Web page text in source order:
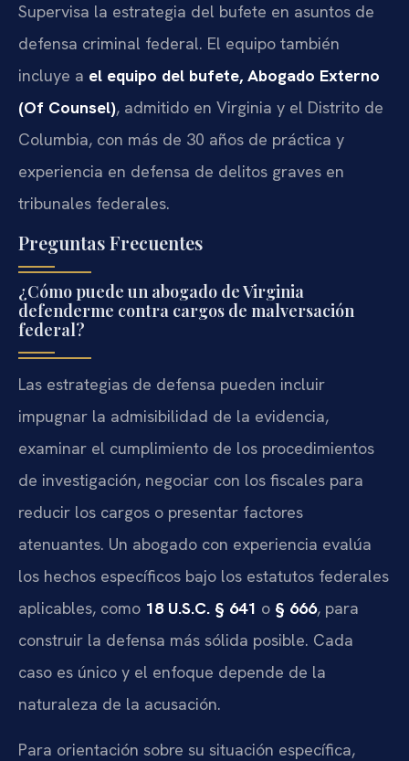
Supervisa la estrategia del bufete en asuntos de
defensa criminal federal. El equipo también
incluye a el equipo del bufete, Abogado Externo
(Of Counsel), admitido en Virginia y el Distrito de
Columbia, con más de 30 años de práctica y
experiencia en defensa de delitos graves en
tribunales federales.
Preguntas Frecuentes
¿Cómo puede un abogado de Virginia
defenderme contra cargos de malversación
federal?
Las estrategias de defensa pueden incluir
impugnar la admisibilidad de la evidencia,
examinar el cumplimiento de los procedimientos
de investigación, negociar con los fiscales para
reducir los cargos o presentar factores
atenuantes. Un abogado con experiencia evalúa
los hechos específicos bajo los estatutos federales
aplicables, como 18 U.S.C. § 641 o § 666, para
construir la defensa más sólida posible. Cada
caso es único y el enfoque depende de la
naturaleza de la acusación.
Para orientación sobre su situación específica,